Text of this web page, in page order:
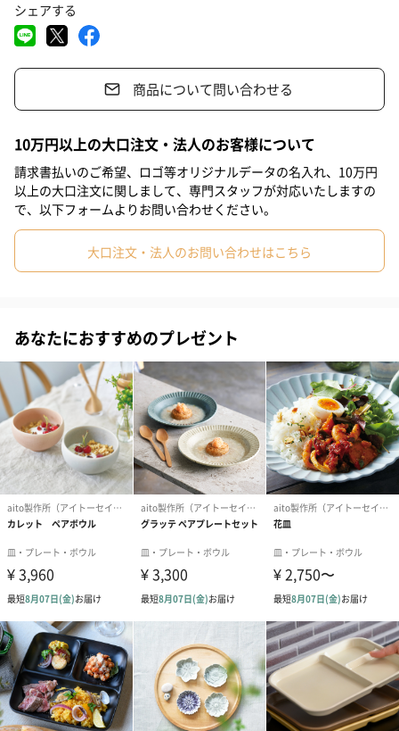
まだ眠たい朝、あたたかい具沢山スープをよそって。夜ごはんの
ポトフの取り分けにも最適ですよ。
カラー
ベージュ
ライトグリーン
イエロー
商品ごとに色や風合いが異なります
手作業によって作られているため、商品ごとに色や風合いが異な
りますので、個性としてお楽しみください。
釉薬の成分が模様となって出てきます。
釉薬のかかり具合は1つ1つ異なります。
「aito製作所（アイトーセイサクショ）」
る」
私達は食器メーカーとして、日々の食事の時間がもっと愉しくな
る器や道具をつくっています。
毎日の食事を通して暮らしを愉しみ、人生を愉しく過ごすお手伝
いができたら。
#上司男性
#妻 #夫
#20代後半 #30代 #40代 #50代
シェアする
商品について問い合わせる
10万円以上の大口注文・法人のお客様について
請求書払いのご希望、ロゴ等オリジナルデータの名入れ、10万円
以上の大口注文に関しまして、専門スタッフが対応いたしますの
で、以下フォームよりお問い合わせください。
大口注文・法人のお問い合わせはこちら
あなたにおすすめのプレゼント